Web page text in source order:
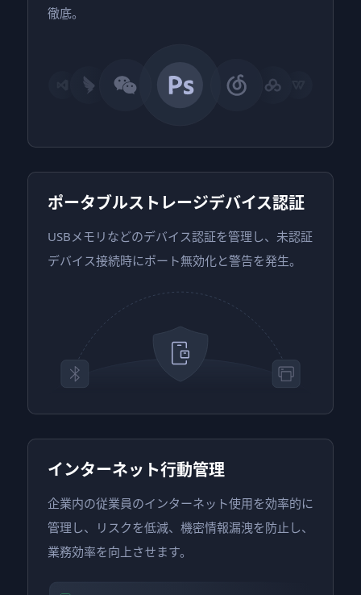
徹底。
ポータブルストレージデバイス認証
USBメモリなどのデバイス認証を管理し、未認証
デバイス接続時にポート無効化と警告を発生。
インターネット行動管理
企業内の従業員のインターネット使用を効率的に
管理し、リスクを低減、機密情報漏洩を防止し、
業務効率を向上させます。